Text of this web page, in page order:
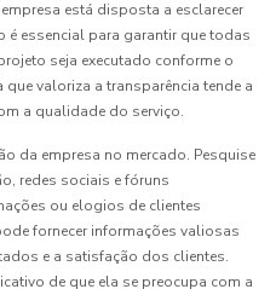
está disposta a esclarecer
essencial para garantir que todas
seja executado conforme o
valoriza a transparência tende a
a qualidade do serviço.
da empresa no mercado. Pesquise
redes sociais e fóruns
ou elogios de clientes
fornecer informações valiosas
e a satisfação dos clientes.
de que ela se preocupa com a